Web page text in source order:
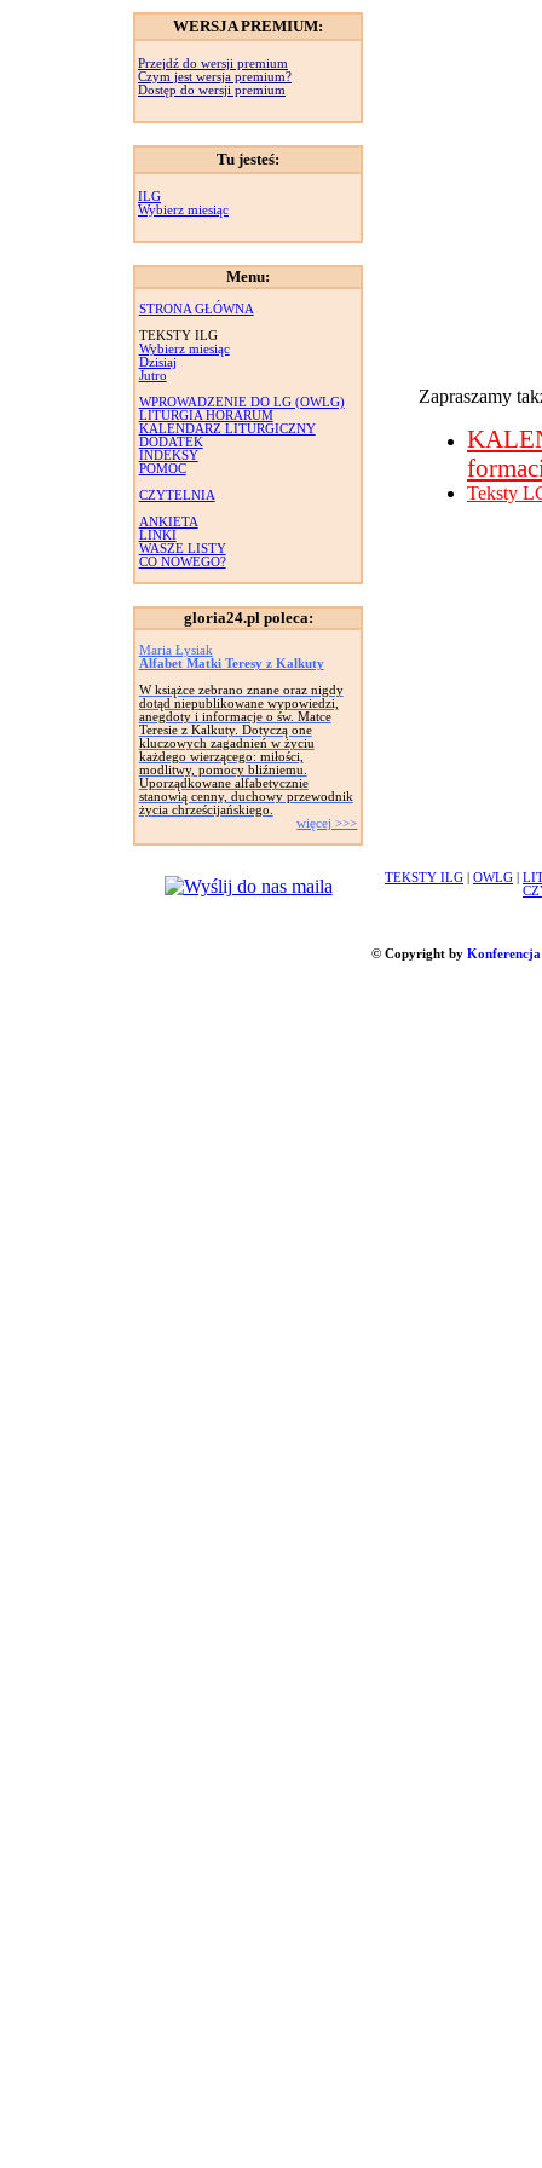
WERSJA PREMIUM:
Przejdź do wersji premium
Czym jest wersja premium?
Dostęp do wersji premium
Tu jesteś:
ILG
Wybierz miesiąc
Menu:
STRONA GŁÓWNA
TEKSTY ILG
Wybierz miesiąc
Dzisiaj
Jutro
WPROWADZENIE DO LG (OWLG)
LITURGIA HORARUM
KALENDARZ LITURGICZNY
DODATEK
INDEKSY
POMOC
CZYTELNIA
ANKIETA
LINKI
WASZE LISTY
CO NOWEGO?
gloria24.pl poleca:
Maria Łysiak
Alfabet Matki Teresy z Kalkuty
W książce zebrano znane oraz nigdy
dotąd niepublikowane wypowiedzi,
anegdoty i informacje o św. Matce
Teresie z Kalkuty. Dotyczą one
kluczowych zagadnień w życiu
każdego wierzącego: miłości,
modlitwy, pomocy bliźniemu.
Uporządkowane alfabetycznie
stanowią cenny, duchowy przewodnik
życia chrześcijańskiego.
więcej >>>
Zapraszamy
Teksty
TEKSTY ILG OWLG
© Copyright by Konferencja